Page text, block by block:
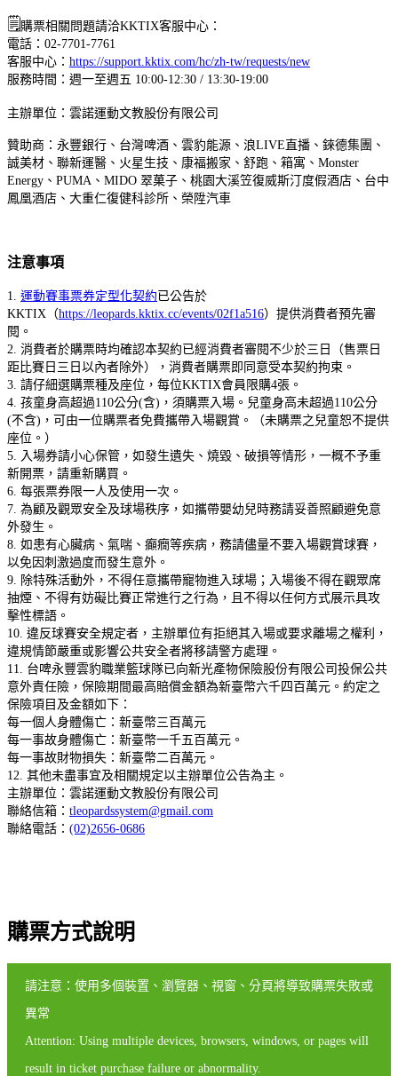
🗒購票相關問題請洽KKTIX客服中心：
電話：02-7701-7761
客服中心： https://support.kktix.com/hc/zh-tw/requests/new
服務時間：週一至週五 10:00-12:30 / 13:30-19:00
主辦單位：雲諾運動文教股份有限公司
贊助商：永豐銀行、台灣啤酒、雲豹能源、浪LIVE直播、錸德集團、
誠美材、聯新運醫、火星生技、康福搬家、舒跑、箱寓、Monster
Energy、PUMA、MIDO 翠菓子、桃園大溪笠復威斯汀度假酒店、台中
鳳凰酒店、大重仁復健科診所、榮陞汽車
注意事項
1. 運動賽事票券定型化契約已公告於
KKTIX（https://leopards.kktix.cc/events/02f1a516）提供消費者預先審
閱。
2. 消費者於購票時均確認本契約已經消費者審閱不少於三日（售票日
距比賽日三日以內者除外），消費者購票即同意受本契約拘束。
3. 請仔細選購票種及座位，每位KKTIX會員限購4張。
4. 孩童身高超過110公分(含)，須購票入場。兒童身高未超過110公分
(不含)，可由一位購票者免費攜帶入場觀賞。（未購票之兒童恕不提供
座位。）
5. 入場券請小心保管，如發生遺失、燒毀、破損等情形，一概不予重
新開票，請重新購買。
6. 每張票券限一人及使用一次。
7. 為顧及觀眾安全及球場秩序，如攜帶嬰幼兒時務請妥善照顧避免意
外發生。
8. 如患有心臟病、氣喘、癲癇等疾病，務請儘量不要入場觀賞球賽，
以免因刺激過度而發生意外。
9. 除特殊活動外，不得任意攜帶寵物進入球場；入場後不得在觀眾席
抽煙、不得有妨礙比賽正常進行之行為，且不得以任何方式展示具攻
擊性標語。
10. 違反球賽安全規定者，主辦單位有拒絕其入場或要求離場之權利，
違規情節嚴重或影響公共安全者將移請警方處理。
11. 台啤永豐雲豹職業籃球隊已向新光產物保險股份有限公司投保公共
意外責任險，保險期間最高賠償金額為新臺幣六千四百萬元。約定之
保險項目及金額如下：
每一個人身體傷亡：新臺幣三百萬元
每一事故身體傷亡：新臺幣一千五百萬元。
每一事故財物損失：新臺幣二百萬元。
12. 其他未盡事宜及相關規定以主辦單位公告為主。
主辦單位：雲諾運動文教股份有限公司
聯絡信箱： tleopardssystem@gmail.com
聯絡電話： (02)2656-0686
購票方式說明
請注意：使用多個裝置、瀏覽器、視窗、分頁將導致購票失敗或
異常
Attention: Using multiple devices, browsers, windows, or pages will
result in ticket purchase failure or abnormality.